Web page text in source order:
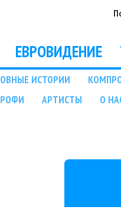
ЕВРОВИДЕНИЕ
ИСТОРИИ
АРТИСТЫ О